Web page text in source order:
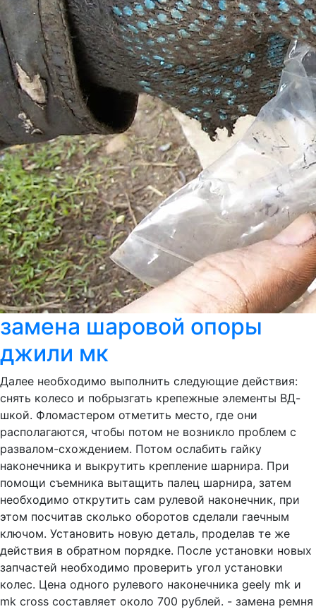
замена шаровой опоры
джили мк
Далее необходимо выполнить следующие действия:
снять колесо и побрызгать крепежные элементы ВД-
шкой. Фломастером отметить место, где они
располагаются, чтобы потом не возникло проблем с
развалом-схождением. Потом ослабить гайку
наконечника и выкрутить крепление шарнира. При
помощи съемника вытащить палец шарнира, затем
необходимо открутить сам рулевой наконечник, при
этом посчитав сколько оборотов сделали гаечным
ключом. Установить новую деталь, проделав те же
действия в обратном порядке. После установки новых
запчастей необходимо проверить угол установки
колес. Цена одного рулевого наконечника geely mk и
mk cross составляет около 700 рублей. - замена ремня